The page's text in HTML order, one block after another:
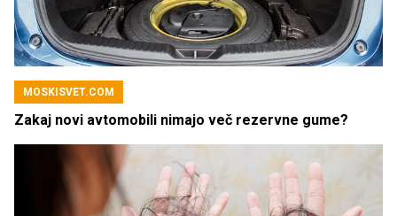
MOSKISVET.COM
Zakaj novi avtomobili nimajo več rezervne gume?